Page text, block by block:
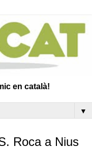
en català!
▼
Roca a Nius